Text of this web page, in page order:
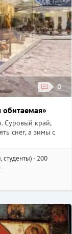
0
обитаемая»
Суровый край,
снег, а зимы с
студенты) - 200